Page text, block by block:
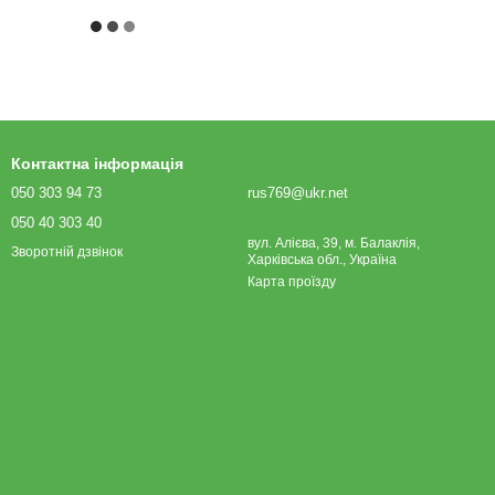
Контактна інформація
050 303 94 73
050 40 303 40
Зворотній дзвінок
rus769@ukr.net
вул. Алієва, 39, м. Балаклія,
Харківська обл., Україна
Карта проїзду